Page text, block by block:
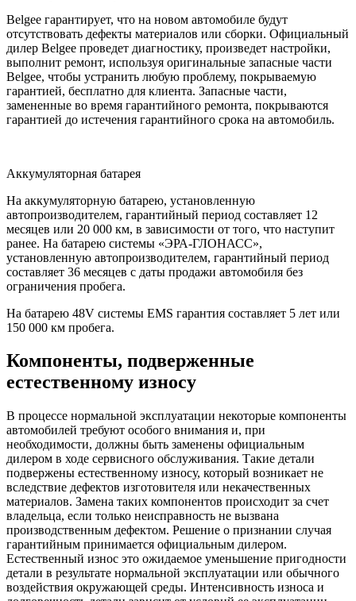
Belgee гарантирует, что на новом автомобиле будут
отсутствовать дефекты материалов или сборки. Официальный
дилер Belgee проведет диагностику, произведет настройки,
выполнит ремонт, используя оригинальные запасные части
Belgee, чтобы устранить любую проблему, покрываемую
гарантией, бесплатно для клиента. Запасные части,
замененные во время гарантийного ремонта, покрываются
гарантией до истечения гарантийного срока на автомобиль.
Аккумуляторная батарея
На аккумуляторную батарею, установленную
автопроизводителем, гарантийный период составляет 12
месяцев или 20 000 км, в зависимости от того, что наступит
ранее. На батарею системы «ЭРА-ГЛОНАСС»,
установленную автопроизводителем, гарантийный период
составляет 36 месяцев с даты продажи автомобиля без
ограничения пробега.
На батарею 48V системы EMS гарантия составляет 5 лет или
150 000 км пробега.
Компоненты, подверженные
естественному износу
В процессе нормальной эксплуатации некоторые компоненты
автомобилей требуют особого внимания и, при
необходимости, должны быть заменены официальным
дилером в ходе сервисного обслуживания. Такие детали
подвержены естественному износу, который возникает не
вследствие дефектов изготовителя или некачественных
материалов. Замена таких компонентов происходит за счет
владельца, если только неисправность не вызвана
производственным дефектом. Решение о признании случая
гарантийным принимается официальным дилером.
Естественный износ это ожидаемое уменьшение пригодности
детали в результате нормальной эксплуатации или обычного
воздействия окружающей среды. Интенсивность износа и